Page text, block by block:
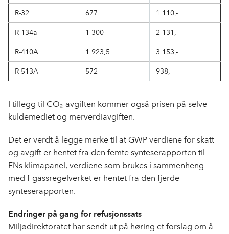
R-32 677 1 110,-
R-134a 1 300 2 131,-
R-410A 1 923,5 3 153,-
R-513A 572 938,-
I tillegg til CO₂-avgiften kommer også prisen på selve
kuldemediet og merverdiavgiften.
Det er verdt å legge merke til at GWP-verdiene for skatt
og avgift er hentet fra den femte synteserapporten til
FNs klimapanel, verdiene som brukes i sammenheng
med f-gassregelverket er hentet fra den fjerde
synteserapporten.
Endringer på gang for refusjonssats
Miljødirektoratet har sendt ut på høring et forslag om å